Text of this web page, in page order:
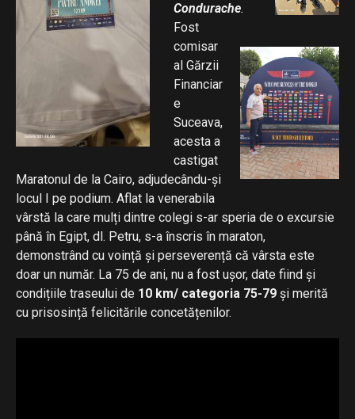
Condurache.
Fost
comisar
al Gărzii
Financiar
e
Suceava,
acesta a
castigat
Maratonul de la Cairo, adjudecându-și
locul I pe podium. Aflat la venerabila
vârstă la care mulți dintre colegi s-ar speria de o excursie
până în Egipt, dl. Petru, s-a înscris în maraton,
demonstrând cu voință și perseverență că vârsta este
doar un număr. La 75 de ani, nu a fost ușor, date fiind și
condițiile traseului de 10 km/ categoria 75-79 și merită
cu prisosință felicitările concetățenilor.